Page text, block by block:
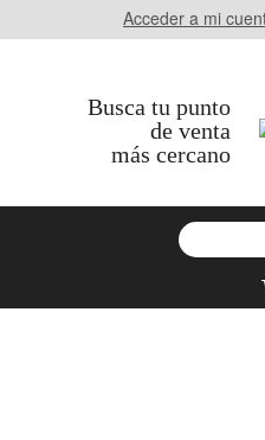
Acceder a mi
Busca tu punto
de venta
más cercano